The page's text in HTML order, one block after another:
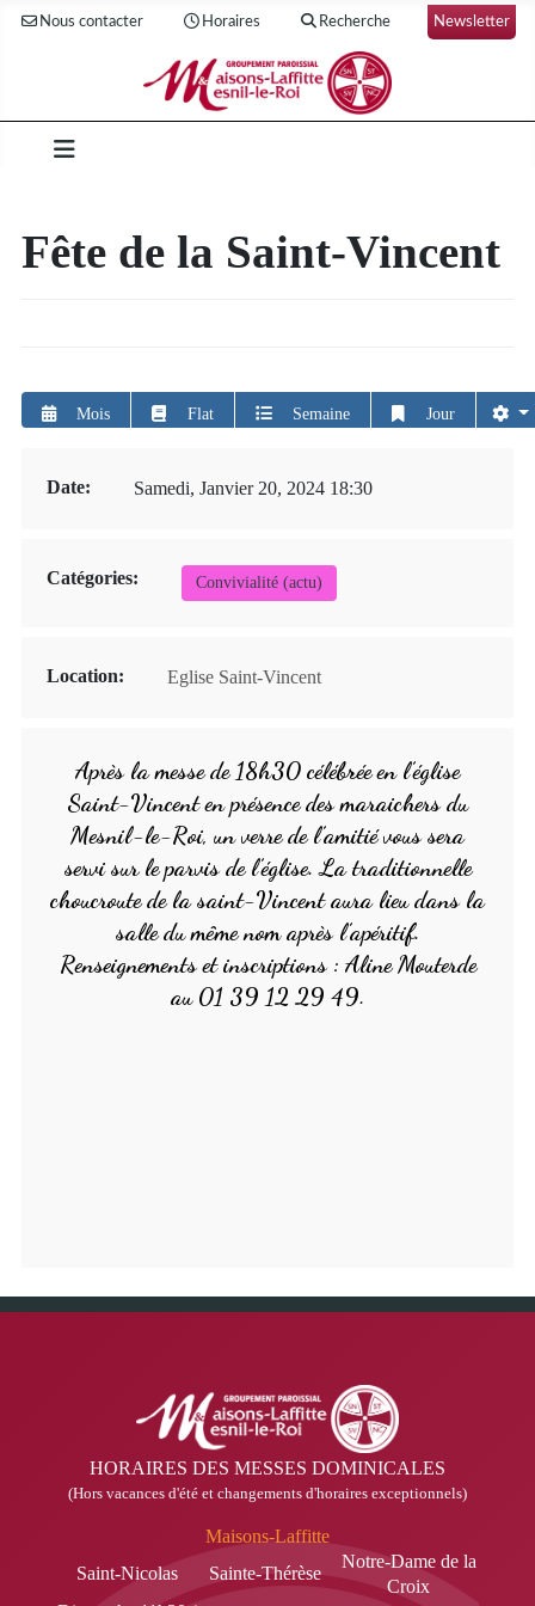
Nous contacter Horaires Recherche Newsletter
Fête de la Saint-Vincent
Mois Flat Semaine Jour
Date: Samedi, Janvier 20, 2024 18:30
Catégories: Convivialité (actu)
Location: Eglise Saint-Vincent
Après la messe de 18h30 célébrée en l’église
Saint-Vincent en présence des maraichers du
Mesnil-le-Roi, un verre de l’amitié vous sera
servi sur le parvis de l’église. La traditionnelle
choucroute de la saint-Vincent aura lieu dans la
salle du même nom après l’apéritif.
Renseignements et inscriptions : Aline Mouterde
au 01 39 12 29 49.
HORAIRES DES MESSES DOMINICALES
(Hors vacances d'été et changements d'horaires exceptionnels)
Maisons-Laffitte
Saint-Nicolas
Sainte-Thérèse
Notre-Dame de la
Croix